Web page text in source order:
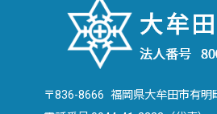
〒836-8666 福岡県大牟田市有明